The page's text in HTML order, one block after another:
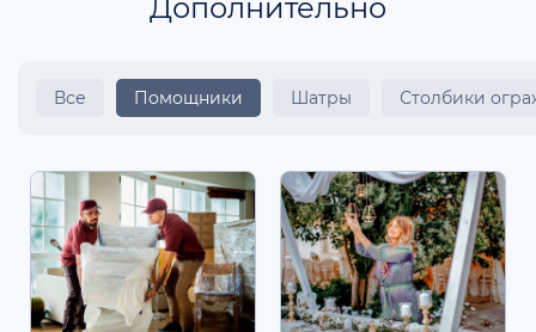
Дополнительно
Все Помощники Шатры Столбики